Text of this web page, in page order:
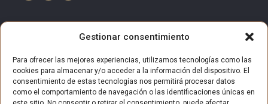
Gestionar consentimiento
Para ofrecer las mejores experiencias, utilizamos tecnologías como las
cookies para almacenar y/o acceder a la información del dispositivo. El
consentimiento de estas tecnologías nos permitirá procesar datos
como el comportamiento de navegación o las identificaciones únicas en